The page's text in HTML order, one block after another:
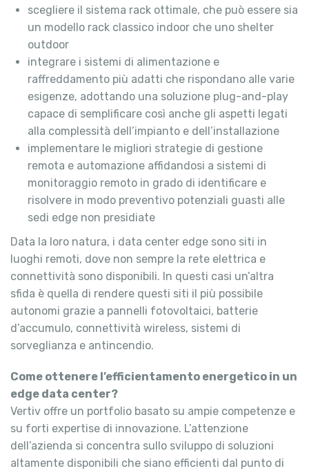
scegliere il sistema rack ottimale, che può essere sia
un modello rack classico indoor che uno shelter
outdoor
integrare i sistemi di alimentazione e
raffreddamento più adatti che rispondano alle varie
esigenze, adottando una soluzione plug-and-play
capace di semplificare così anche gli aspetti legati
alla complessità dell’impianto e dell’installazione
implementare le migliori strategie di gestione
remota e automazione affidandosi a sistemi di
monitoraggio remoto in grado di identificare e
risolvere in modo preventivo potenziali guasti alle
sedi edge non presidiate
Data la loro natura, i data center edge sono siti in
luoghi remoti, dove non sempre la rete elettrica e
connettività sono disponibili. In questi casi un’altra
sfida è quella di rendere questi siti il più possibile
autonomi grazie a pannelli fotovoltaici, batterie
d’accumulo, connettività wireless, sistemi di
sorveglianza e antincendio.
Come ottenere l’efficientamento energetico in un
edge data center?
Vertiv offre un portfolio basato su ampie competenze e
su forti expertise di innovazione. L’attenzione
dell’azienda si concentra sullo sviluppo di soluzioni
altamente disponibili che siano efficienti dal punto di